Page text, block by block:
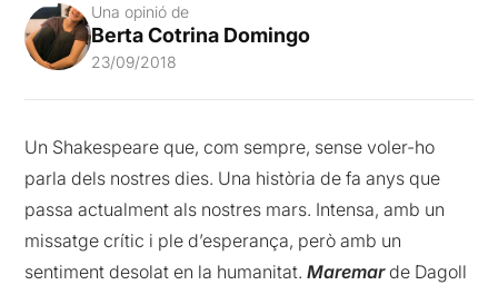
Una opinió de
Berta Cotrina Domingo
23/09/2018
Un Shakespeare que, com sempre, sense voler-ho
parla dels nostres dies. Una història de fa anys que
passa actualment als nostres mars. Intensa, amb un
missatge crític i ple d’esperança, però amb un
sentiment desolat en la humanitat.Maremarde Dagoll